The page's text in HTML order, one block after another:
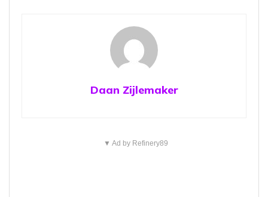
Daan Zijlemaker
▼ Ad by Refinery89